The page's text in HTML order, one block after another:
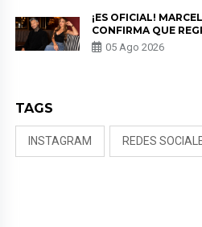
¡ES OFICIAL!
CONFIRMA QUE
MILETT FIGUEROA:
PUDO MÁS”
05 Ago 2026
TAGS
INSTAGRAM REDES